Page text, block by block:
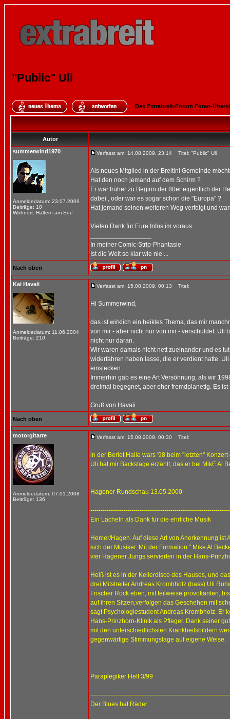
"Public" Uli
Das Extrabreit-Forum Foren-
Autor
summerwind1970
Anmeldedatum: 23.07.2009
Beiträge: 10
Wohnort: Haltern am See
Verfasst am: 14.08.2009, 23:14 Titel: "Public" Uli
Als neues Mitglied in der Breitini Gemeinde
Hat den noch jemand auf dem Schirm ?
Er war früher zu Beginn der 80er eigentlich der
dabei , oder war es sogar schon die "Europa" ?
Hat jemand seinen weiteren Weg verfolgt und
Vielen Dank für Eure Infos im voraus ....
In meiner Comic-Strip-Phantasie
Ist die Welt so klar wie nie ...
Nach oben
Kai Havaii
Anmeldedatum: 11.06.2004
Beiträge: 210
Verfasst am: 15.08.2009, 00:13 Titel:
Hi Summerwind,
das ist wirklich ein heikles Thema, das mir
von mir - aber nicht nur von mir - verschuldet. Uli
nicht nur daran.
Wir waren damals nicht nett zueinander und es
widerfahren haben lasse, die er verdient hatte.
einstecken.
Immerhin gab es eine Art Versöhnung, als wir
dreimal begegnet, aber eher fremdplanetig. Es
Gruß von Havaii
Nach oben
motorgitarre
Anmeldedatum: 07.01.2008
Beiträge: 136
Verfasst am: 15.08.2009, 00:30 Titel:
in der Berlet Halle wars '98 beim "letzten" Konzert
Uli hat mir Backstage erzählt, das er bei MikE Al
Hagener Rundschau 13.05.2000
Ein Lächeln als Dank für die ehrliche Musik
Hemer/Hagen. Auf diese Art von Anerkennung
sich der Musiker. Mit der Formation " Mike Al
vier Hagener Jungs servierten in der Hans-
Heiß ist es in der Kellerdisco des Hauses, und
drei Mitstreiter Andreas Krombholz (bass) Uli
Frischer Rock eben, mit teilweise provokanten,
auf ihren Sitzen,verfolgen das Geschehen mit
sagt Psychologiestudent Andreas Krombholz. Er
Hans-Prinzhorn-Klinik als Pfleger. Dank seiner
mit den unterschiedlichsten Krankheitsbildern
gegenwärtige Stimmungslage auf eigene Weise.
Paraplegiker Heft 3/99
Der Blues hat Räder